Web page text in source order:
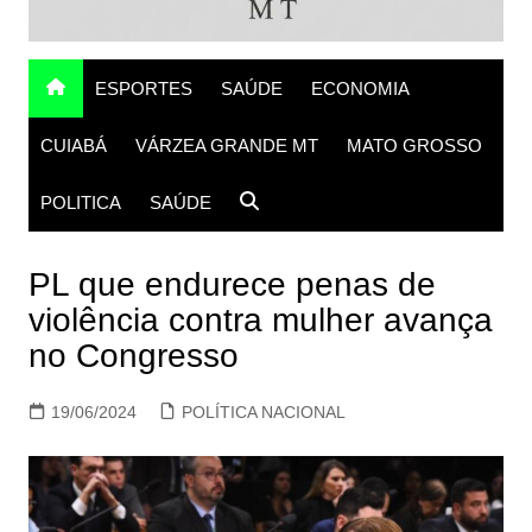
ESPORTES SAÚDE ECONOMIA
CUIABÁ VÁRZEA GRANDE MT MATO GROSSO
POLITICA SAÚDE
PL que endurece penas de
violência contra mulher avança
no Congresso
19/06/2024 POLÍTICA NACIONAL